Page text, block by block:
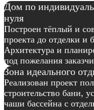
Дом по
нуля
Построен тёплый и
проекта до отделки и
Архитектура и
под пожелания
Зона идеального
Реализован проект
строительство бани,
чаши бассейна с